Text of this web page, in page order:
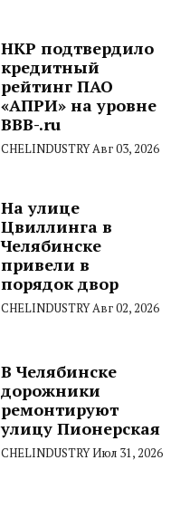
НКР подтвердило
кредитный
рейтинг ПАО
«АПРИ» на уровне
BBB-.ru
CHELINDUSTRYАвг 03, 2026
На улице
Цвиллинга в
Челябинске
привели в
порядок двор
CHELINDUSTRYАвг 02, 2026
В Челябинске
дорожники
ремонтируют
улицу Пионерская
CHELINDUSTRYИюл 31, 2026